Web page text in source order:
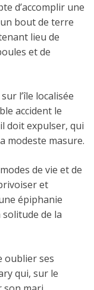
d’accomplir une
bout de terre
lieu de
et de
l’île localisée
accident le
doit expulser, qui
modeste masure.
de vie et de
et
épiphanie
solitude de la
oublier ses
qui, sur le